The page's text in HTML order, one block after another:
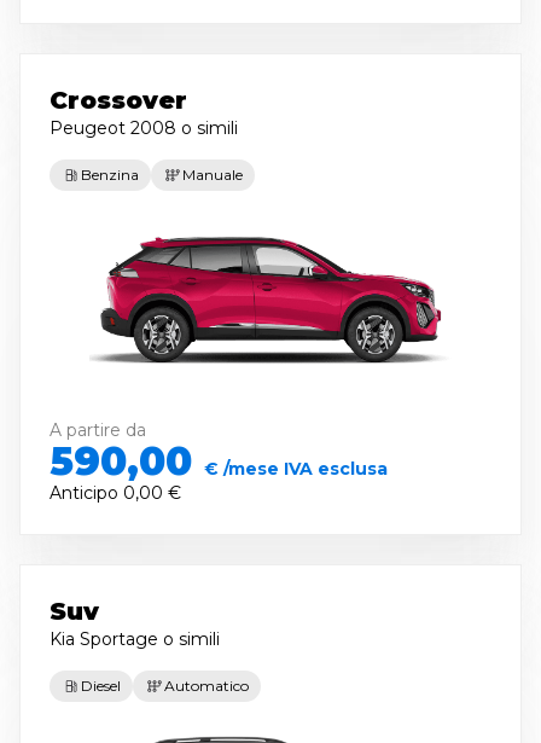
Crossover
Peugeot 2008 o simili
Benzina Manuale
A partire da
590,00 € /mese IVA esclusa
Anticipo 0,00 €
Suv
Kia Sportage o simili
Diesel Automatico